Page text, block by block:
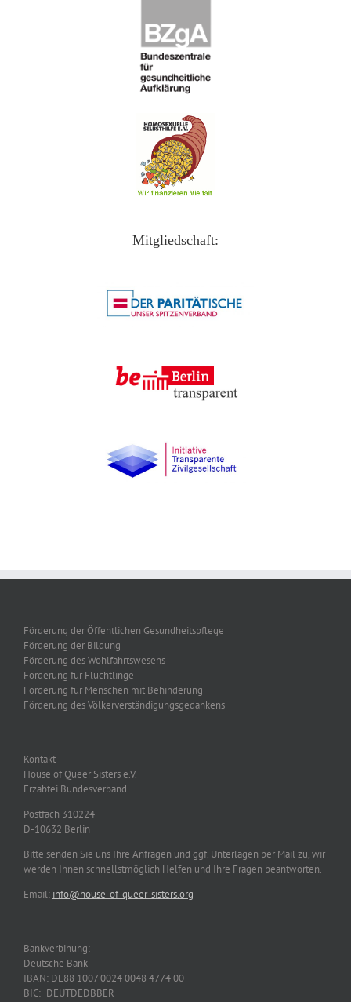
Mitgliedschaft:
Förderung der Öffentlichen Gesundheitspflege
Förderung der Bildung
Förderung des Wohlfahrtswesens
Förderung für Flüchtlinge
Förderung für Menschen mit Behinderung
Förderung des Völkerverständigungsgedankens
Kontakt
House of Queer Sisters e.V.
Erzabtei Bundesverband
Postfach 310224
D-10632 Berlin
Bitte senden Sie uns Ihre Anfragen und ggf. Unterlagen per Mail zu, wir
werden Ihnen schnellstmöglich Helfen und Ihre Fragen beantworten.
Email: info@house-of-queer-sisters.org
Bankverbinung:
Deutsche Bank
IBAN: DE88 1007 0024 0048 4774 00
BIC: DEUTDEDBBER